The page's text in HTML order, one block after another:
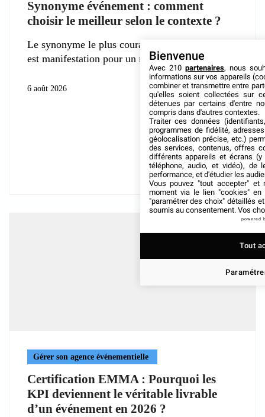
Synonyme événement : comment
choisir le meilleur selon le contexte ?
Le synonyme le plus courant du mot événement
est manifestation pour un rassemblement
6 août 2026
Gérer son agence événementielle
Certification EMMA : Pourquoi les
KPI deviennent le véritable livrable
d’un événement en 2026 ?
Bienvenue
Avec 210 partenaires, nous
informations sur vos appareils
combiner et transmettre entre
qu'elles soient collectées sur
détenues par certains d'entre
compris dans d'autres contextes.
Traiter ces données
programmes de fidélité,
géolocalisation précise, etc.)
des services, contenus, offres
différents appareils et écrans (y
téléphone, audio, et vidéo), de
performance, et d'étudier les
Vous pouvez "tout accepter" et
moment via le lien "cookies" en
"paramétrer des choix" détaillés
soumis au consentement. Vos
powered
Tout